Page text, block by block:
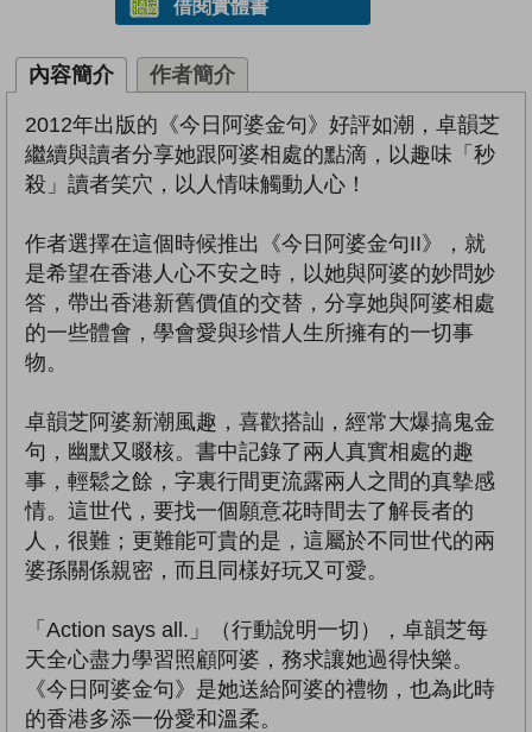
借閱實體書
內容簡介 作者簡介
2012年出版的《今日阿婆金句》好評如潮，卓韻芝
繼續與讀者分享她跟阿婆相處的點滴，以趣味「秒
殺」讀者笑穴，以人情味觸動人心！
作者選擇在這個時候推出《今日阿婆金句II》，就
是希望在香港人心不安之時，以她與阿婆的妙問妙
答，帶出香港新舊價值的交替，分享她與阿婆相處
的一些體會，學會愛與珍惜人生所擁有的一切事
物。
卓韻芝阿婆新潮風趣，喜歡搭訕，經常大爆搞鬼金
句，幽默又啜核。書中記錄了兩人真實相處的趣
事，輕鬆之餘，字裏行間更流露兩人之間的真摰感
情。這世代，要找一個願意花時間去了解長者的
人，很難；更難能可貴的是，這屬於不同世代的兩
婆孫關係親密，而且同樣好玩又可愛。
「Action says all.」（行動說明一切），卓韻芝每
天全心盡力學習照顧阿婆，務求讓她過得快樂。
《今日阿婆金句》是她送給阿婆的禮物，也為此時
的香港多添一份愛和溫柔。